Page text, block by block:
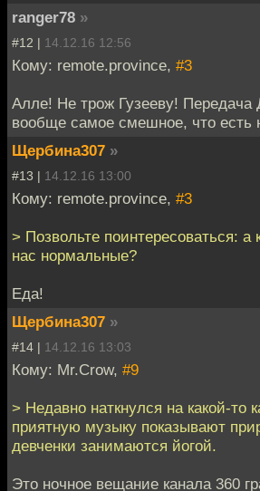
ranger78 »
#12 | 14.12.16 12:56
Кому: remote.province, #3
Алле! Не трож Гузееву!
вообще самое смешное, что есть
Щербина307 »
#13 | 14.12.16 13:00
Кому: remote.province, #3
> Позвольте поинтересоваться: а
нас нормальные?
Еда!
Щербина307 »
#14 | 14.12.16 13:03
Кому: Mr.Crow, #9
> Недавно наткнулся на какой-то
приятную музыку показывают
девченки занимаются йогой.
Это ночное вещание канала 360